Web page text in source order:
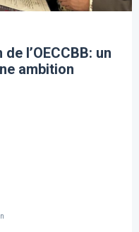
l’OECCBB: un
ambition